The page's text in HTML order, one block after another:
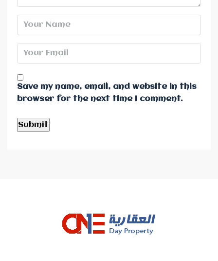
Save my name, email, and website in this
browser for the next time I comment.